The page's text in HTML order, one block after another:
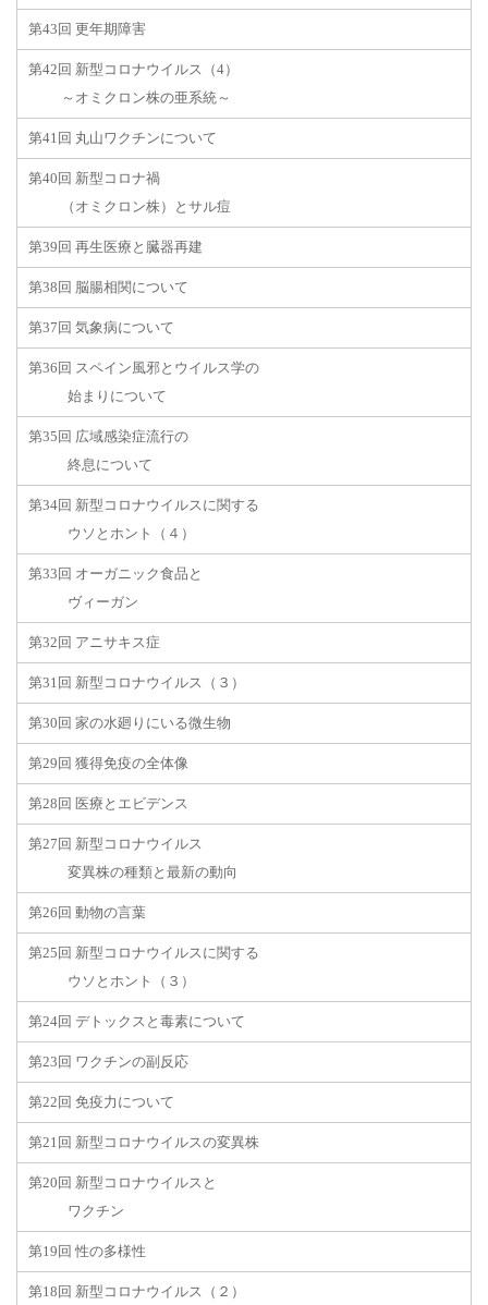
第43回 更年期障害
第42回 新型コロナウイルス（4）
～オミクロン株の亜系統～
第41回 丸山ワクチンについて
第40回 新型コロナ禍
（オミクロン株）とサル痘
第39回 再生医療と臓器再建
第38回 脳腸相関について
第37回 気象病について
第36回 スペイン風邪とウイルス学の
始まりについて
第35回 広域感染症流行の
終息について
第34回 新型コロナウイルスに関する
ウソとホント（４）
第33回 オーガニック食品と
ヴィーガン
第32回 アニサキス症
第31回 新型コロナウイルス（３）
第30回 家の水廻りにいる微生物
第29回 獲得免疫の全体像
第28回 医療とエビデンス
第27回 新型コロナウイルス
変異株の種類と最新の動向
第26回 動物の言葉
第25回 新型コロナウイルスに関する
ウソとホント（３）
第24回 デトックスと毒素について
第23回 ワクチンの副反応
第22回 免疫力について
第21回 新型コロナウイルスの変異株
第20回 新型コロナウイルスと
ワクチン
第19回 性の多様性
第18回 新型コロナウイルス（２）